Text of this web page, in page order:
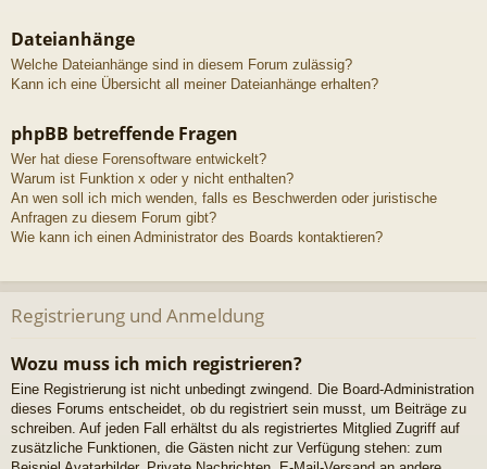
Dateianhänge
Welche Dateianhänge sind in diesem Forum zulässig?
Kann ich eine Übersicht all meiner Dateianhänge erhalten?
phpBB betreffende Fragen
Wer hat diese Forensoftware entwickelt?
Warum ist Funktion x oder y nicht enthalten?
An wen soll ich mich wenden, falls es Beschwerden oder juristische
Anfragen zu diesem Forum gibt?
Wie kann ich einen Administrator des Boards kontaktieren?
Registrierung und Anmeldung
Wozu muss ich mich registrieren?
Eine Registrierung ist nicht unbedingt zwingend. Die Board-Administration
dieses Forums entscheidet, ob du registriert sein musst, um Beiträge zu
schreiben. Auf jeden Fall erhältst du als registriertes Mitglied Zugriff auf
zusätzliche Funktionen, die Gästen nicht zur Verfügung stehen: zum